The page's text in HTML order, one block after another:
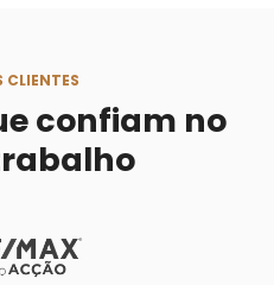
CLIENTES
confiam no